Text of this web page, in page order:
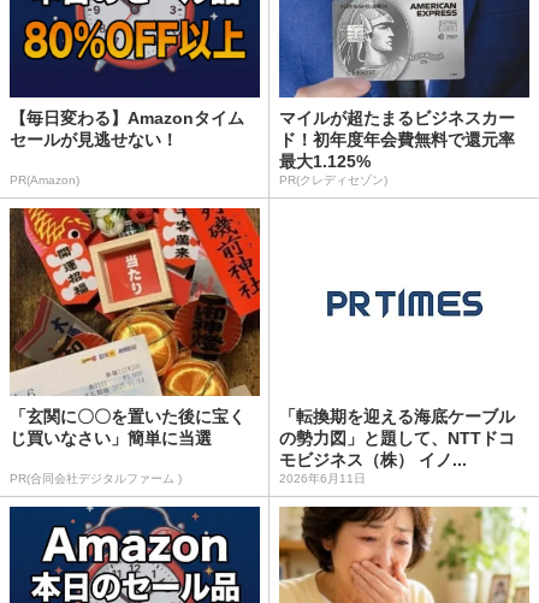
【毎日変わる】Amazonタイム
セールが見逃せない！
PR(Amazon)
マイルが超たまるビジネスカー
ド！初年度年会費無料で還元率
最大1.125%
PR(クレディセゾン)
「玄関に〇〇を置いた後に宝く
じ買いなさい」簡単に当選
PR(合同会社デジタルファーム )
「転換期を迎える海底ケーブル
の勢力図」と題して、NTTドコ
モビジネス（株） イノ...
2026年6月11日